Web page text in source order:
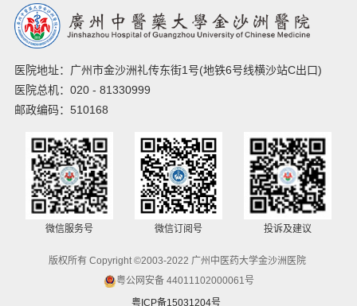
医院地址：广州市金沙洲礼传东街1号(地铁6号线横沙站C出口)
医院总机：020 - 81330999
邮政编码：510168
微信服务号 微信订阅号 投诉及建议
版权所有 Copyright ©2003-2022 广州中医药大学金沙洲医院
粤公网安备 44011102000061号
粤ICP备15031204号